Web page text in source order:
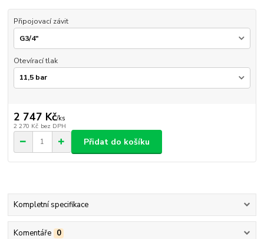
Připojovací závit
Otevírací tlak
2 747 Kč/ks
2 270 Kč bez DPH
Přidat do košíku
Kompletní specifikace
Komentáře 0